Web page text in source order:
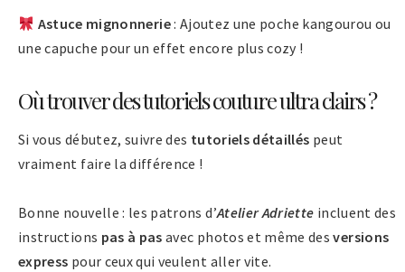
Astuce mignonnerie: Ajoutez une poche kangourou ou
une capuche pour un effet encore plus cozy !
Où trouver des tutoriels couture ultra clairs ?
Si vous débutez, suivre des tutoriels détaillés peut
vraiment faire la différence !
Bonne nouvelle : les patrons d’Atelier Adriette incluent des
instructions pas à pas avec photos et même desversions
express pour ceux qui veulent aller vite​.